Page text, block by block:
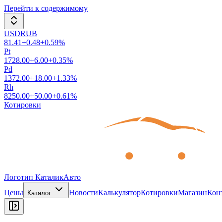
Перейти к содержимому
USDRUB
81.41+0.48+0.59%
Pt
1728.00+6.00+0.35%
Pd
1372.00+18.00+1.33%
Rh
8250.00+50.00+0.61%
Котировки
Логотип КаталикАвто
Цены
Каталог НовостиКалькуляторКотировкиМагазин